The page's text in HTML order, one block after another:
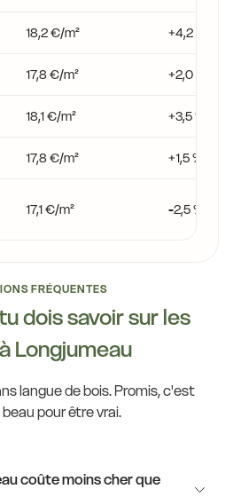
18,2 €/m² +4,2 %
17,8 €/m² +2,0 %
18,1 €/m² +3,5 %
17,8 €/m² +1,5 %
17,1 €/m² -2,5 %
FRÉQUENTES
dois savoir sur les
Longjumeau
langue de bois. Promis, c'est
pour être vrai.
coûte moins cher que